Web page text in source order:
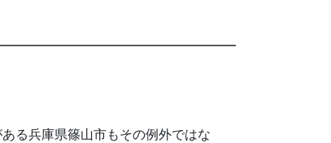
る兵庫県篠山市もその例外ではな